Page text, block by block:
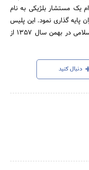
یک مستشار بلژیکى به نام
پایه گذارى نمود. این پلیس
در طى یکصد سال گذشته و تا پیروزى انقلاب اسلامى در بهمن سال 1357 از
دنبال کنید